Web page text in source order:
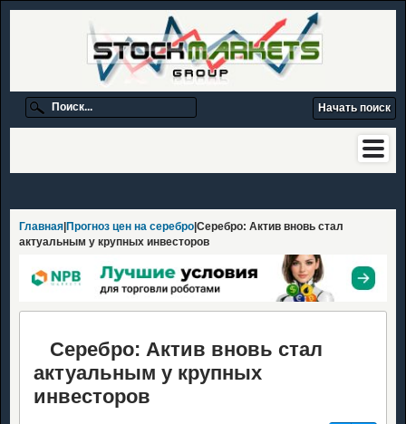
Главная Прогноз цен на серебро |Серебро: Актив вновь стал
актуальным у крупных инвесторов
Серебро: Актив вновь стал
актуальным у крупных
инвесторов